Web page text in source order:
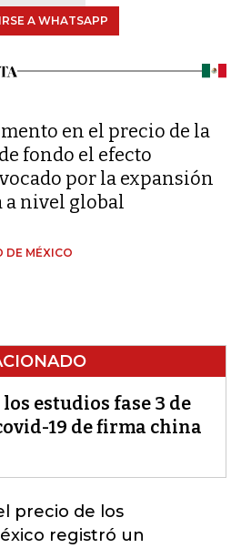
A WHATSAPP
en el precio de la
fondo el efecto
por la expansión
a nivel global
DE MÉXICO
estudios fase 3 de
19 de firma china
precio de los
o registró un